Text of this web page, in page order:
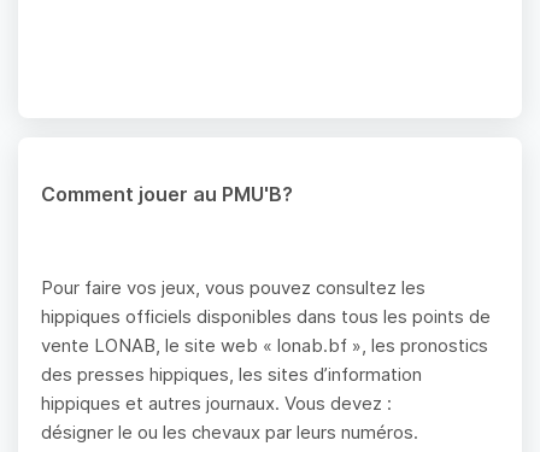
Comment jouer au PMU'B?
Pour faire vos jeux, vous pouvez consultez les
hippiques officiels disponibles dans tous les points de
vente LONAB, le site web « lonab.bf », les pronostics
des presses hippiques, les sites d’information
hippiques et autres journaux. Vous devez :
désigner le ou les chevaux par leurs numéros.